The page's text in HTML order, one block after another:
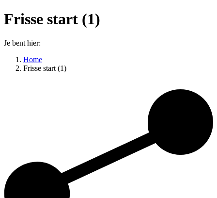
Frisse start (1)
Je bent hier:
Home
Frisse start (1)